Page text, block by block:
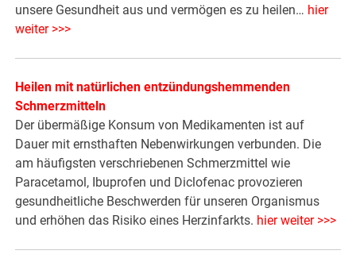
unsere Gesundheit aus und vermögen es zu heilen… hier
weiter >>>
Heilen mit natürlichen entzündungshemmenden
Schmerzmitteln
Der übermäßige Konsum von Medikamenten ist auf
Dauer mit ernsthaften Nebenwirkungen verbunden. Die
am häufigsten verschriebenen Schmerzmittel wie
Paracetamol, Ibuprofen und Diclofenac provozieren
gesundheitliche Beschwerden für unseren Organismus
und erhöhen das Risiko eines Herzinfarkts. hier weiter >>>